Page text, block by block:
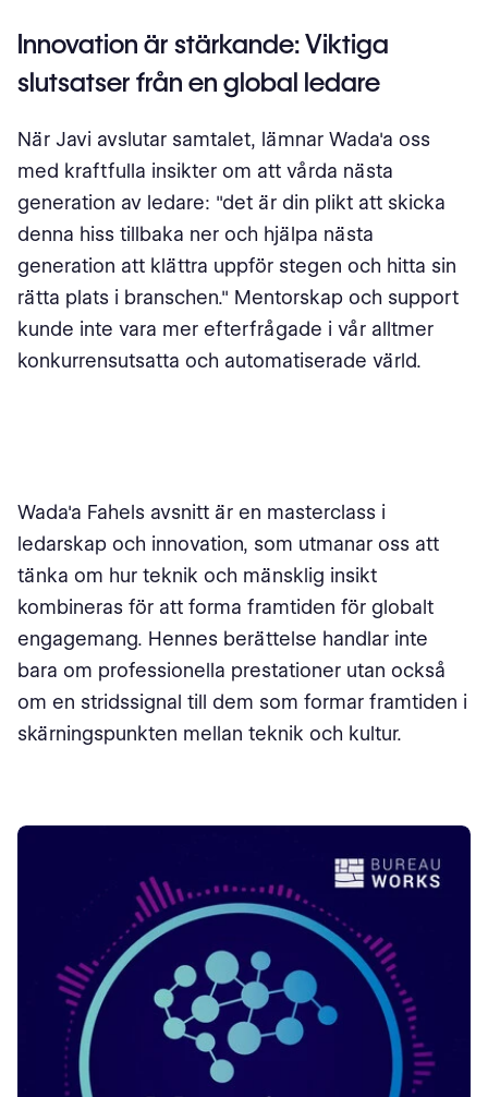
Innovation är stärkande: Viktiga
slutsatser från en global ledare
När Javi avslutar samtalet, lämnar Wada'a oss
med kraftfulla insikter om att vårda nästa
generation av ledare: "det är din plikt att skicka
denna hiss tillbaka ner och hjälpa nästa
generation att klättra uppför stegen och hitta sin
rätta plats i branschen." Mentorskap och support
kunde inte vara mer efterfrågade i vår alltmer
konkurrensutsatta och automatiserade värld.
Wada'a Fahels avsnitt är en masterclass i
ledarskap och innovation, som utmanar oss att
tänka om hur teknik och mänsklig insikt
kombineras för att forma framtiden för globalt
engagemang. Hennes berättelse handlar inte
bara om professionella prestationer utan också
om en stridssignal till dem som formar framtiden i
skärningspunkten mellan teknik och kultur.